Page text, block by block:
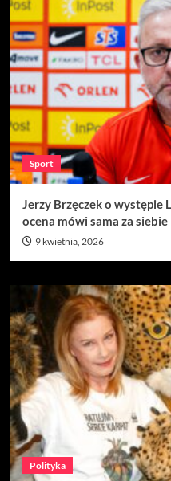
Sport
Jerzy Brzęczek o
ocena mówi sama za siebie
9 kwietnia, 2026
Polityka